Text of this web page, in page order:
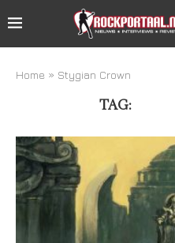
Home » Stygian Crown
TAG: